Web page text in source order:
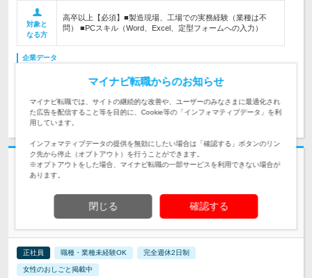
対象と
なる方
高卒以上【必須】■製造現場、工場での実務経験（業種は不
問） ■PCスキル（Word、Excel、定型フォームへの入力）
企業データ
求人詳細を見る 気になる
志望動機・自己PR不要
造する安定企業
【プレス金型製造スタッフ】未経験歓迎・転勤なし・経験者歓
正社員 職種・業種未経験OK 完全週休2日制
女性のおしごと掲載中
マイナビ転職からのお知らせ
マイナビ転職では、サイトの継続的な改善や、ユーザーのみなさまに最適化され
た広告を配信すること等を目的に、Cookie等の「インフォマティブデータ」を利
用しています。
インフォマティブデータの提供を無効にしたい場合は「確認する」ボタンのリン
ク先から停止（オプトアウト）を行うことができます。
※オプトアウトをした場合、マイナビ転職の一部サービスを利用できない場合が
あります。
閉じる 確認する